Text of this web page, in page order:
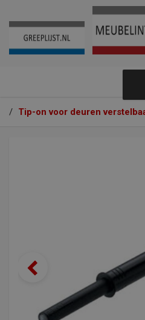
/ Tip-on voor deuren